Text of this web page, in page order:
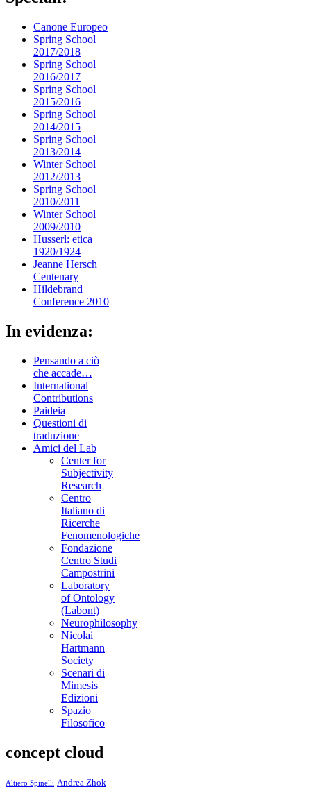
Canone Europeo
Spring School
2017/2018
Spring School
2016/2017
Spring School
2015/2016
Spring School
2014/2015
Spring School
2013/2014
Winter School
2012/2013
Spring School
2010/2011
Winter School
2009/2010
Husserl: etica
1920/1924
Jeanne Hersch
Centenary
Hildebrand
Conference 2010
In evidenza:
Pensando a ciò
che accade…
International
Contributions
Paideia
Questioni di
traduzione
Amici del Lab
Center for
Subjectivity
Research
Centro
Italiano di
Ricerche
Fenomenologiche
Fondazione
Centro Studi
Campostrini
Laboratory
of Ontology
(Labont)
Neurophilosophy
Nicolai
Hartmann
Society
Scenari di
Mimesis
Edizioni
Spazio
Filosofico
concept cloud
Altiero Spinelli Andrea Zhok